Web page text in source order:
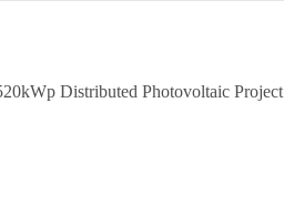
Distributed Photovoltaic Project